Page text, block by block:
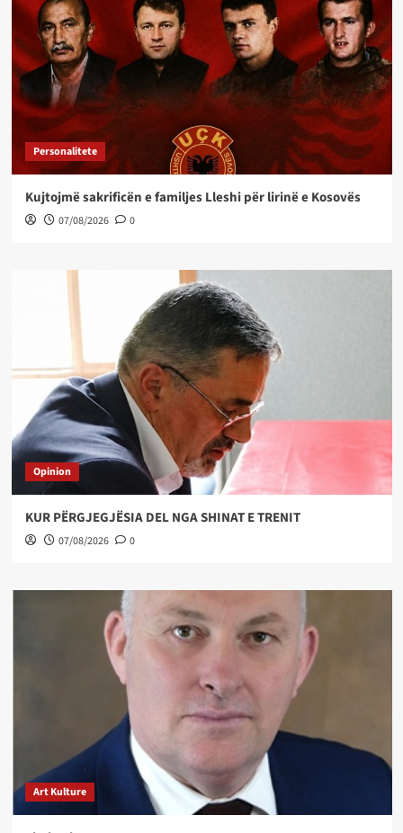
Personalitete
Kujtojmë sakrificën e familjes Lleshi për lirinë e Kosovës
07/08/2026 0
Opinion
KUR PËRGJEGJËSIA DEL NGA SHINAT E TRENIT
07/08/2026 0
Art Kulture